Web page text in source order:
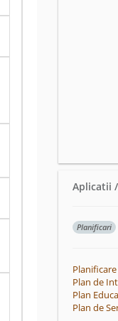
Aplicatii /
Planificari
Plan de
Plan
Plan de